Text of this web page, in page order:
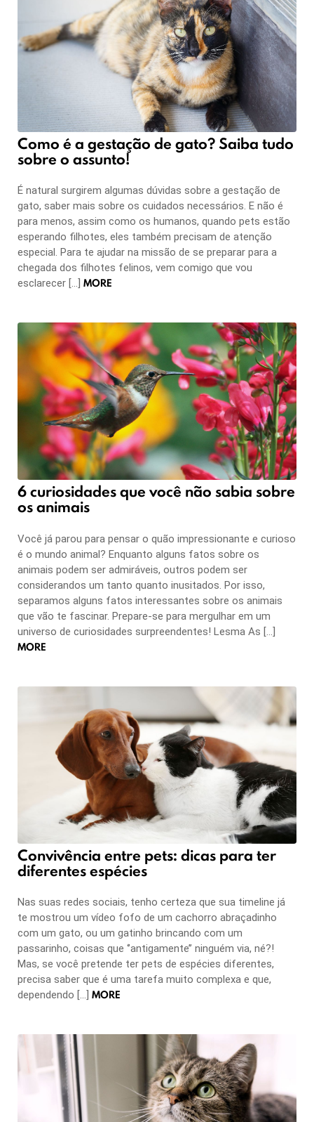
Como é a gestação de gato? Saiba tudo
sobre o assunto!
É natural surgirem algumas dúvidas sobre a gestação de
gato, saber mais sobre os cuidados necessários. E não é
para menos, assim como os humanos, quando pets estão
esperando filhotes, eles também precisam de atenção
especial. Para te ajudar na missão de se preparar para a
chegada dos filhotes felinos, vem comigo que vou
esclarecer […] MORE
6 curiosidades que você não sabia sobre
os animais
Você já parou para pensar o quão impressionante e curioso
é o mundo animal? Enquanto alguns fatos sobre os
animais podem ser admiráveis, outros podem ser
considerandos um tanto quanto inusitados. Por isso,
separamos alguns fatos interessantes sobre os animais
que vão te fascinar. Prepare-se para mergulhar em um
universo de curiosidades surpreendentes! Lesma As […]
MORE
Convivência entre pets: dicas para ter
diferentes espécies
Nas suas redes sociais, tenho certeza que sua timeline já
te mostrou um vídeo fofo de um cachorro abraçadinho
com um gato, ou um gatinho brincando com um
passarinho, coisas que ‘’antigamente’’ ninguém via, né?!
Mas, se você pretende ter pets de espécies diferentes,
precisa saber que é uma tarefa muito complexa e que,
dependendo […] MORE